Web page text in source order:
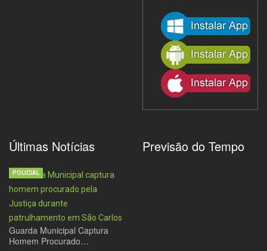
Últimas Notícias
Guarda Municipal Captura
Homem Procurado…
POLICIAL
Previsão do Tempo